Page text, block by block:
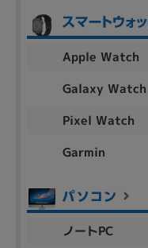
Apple Watch
Galaxy Watch
Pixel Watch
Garmin
ノートPC
新品/未使用 中古
容量
~